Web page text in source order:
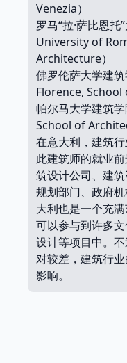
Venezia）
罗马“拉·萨比恩
University of
Architecture）
佛罗伦萨大学建
Florence, School
帕尔马大学建筑
School of
在意大利，建筑
此建筑师的就业
筑设计公司、建
规划部门、政府
大利也是一个充
可以参与到许多
设计等项目中。
对较差，建筑行
影响。